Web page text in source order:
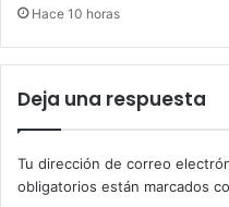
Hace 10 horas
Deja una respuesta
Tu dirección de correo
obligatorios están marcados